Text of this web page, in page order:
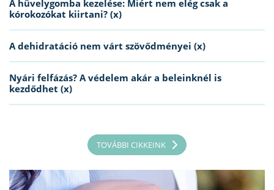
A hüvelygomba kezelése: Miért nem elég csak a
kórokozókat kiirtani? (x)
A dehidratáció nem várt szövődményei (x)
Nyári felfázás? A védelem akár a beleinknél is
kezdődhet (x)
TOVÁBBI CIKKEINK